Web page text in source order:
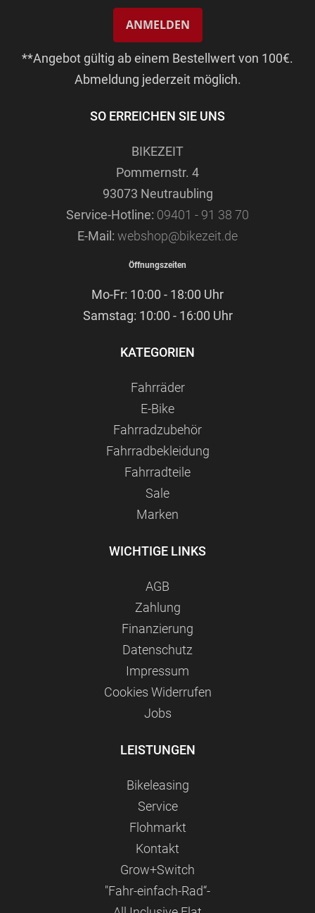
ANMELDEN
**Angebot gültig ab einem Bestellwert von 100€.
Abmeldung jederzeit möglich.
SO ERREICHEN SIE UNS
BIKEZEIT
Pommernstr. 4
93073 Neutraubling
Service-Hotline: 09401 - 91 38 70
E-Mail: webshop@bikezeit.de
Öffnungszeiten
Mo-Fr: 10:00 - 18:00 Uhr
Samstag: 10:00 - 16:00 Uhr
KATEGORIEN
Fahrräder
E-Bike
Fahrradzubehör
Fahrradbekleidung
Fahrradteile
Sale
Marken
WICHTIGE LINKS
AGB
Zahlung
Finanzierung
Datenschutz
Impressum
Сookies Widerrufen
Jobs
LEISTUNGEN
Bikeleasing
Service
Flohmarkt
Kontakt
Grow+Switch
"Fahr-einfach-Rad“-